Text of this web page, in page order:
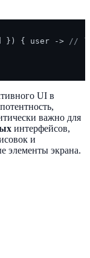
}) { user ->
//
UI в
важно для
интерфейсов,
и
элементы экрана.